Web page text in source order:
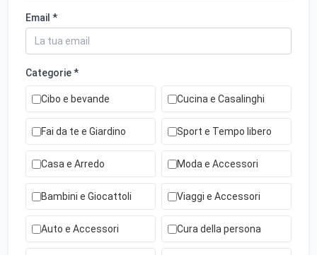
Email *
Categorie *
Cibo e bevande Cucina e Casalinghi
Fai da te e Giardino Sport e Tempo libero
Casa e Arredo Moda e Accessori
Bambini e Giocattoli Viaggi e Accessori
Auto e Accessori Cura della persona